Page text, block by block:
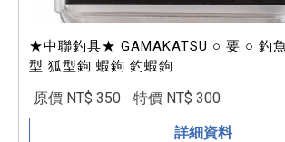
★中聯釣具★ GAMAKATSU ○ 要 ○ 釣
型 狐型鉤 蝦鉤 釣蝦鉤
原價 NT$ 350
特價 NT$ 300
詳細資料